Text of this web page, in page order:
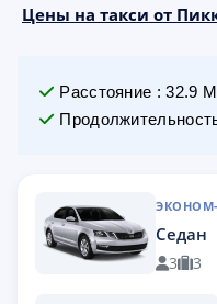
Цены на такси от
Расстояние :32.9
Седан
3 3